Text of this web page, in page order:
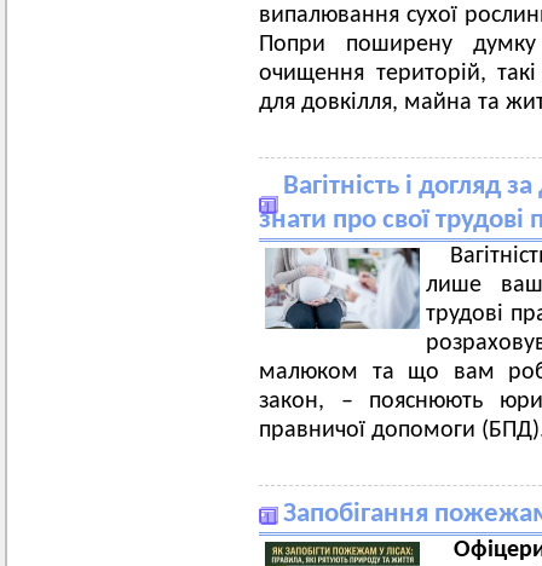
випалювання сухої
Попри поширену
очищення територій,
для довкілля, майна та
Вагітність і догляд
знати про свої трудові
лише
трудові
малюком та що вам
закон, – пояснюють
правничої допомоги
Запобігання